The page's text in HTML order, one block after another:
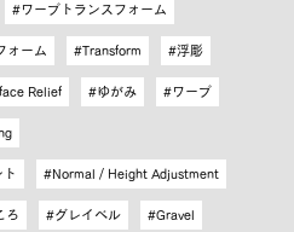
ワープトランスフォーム
ォーム Transform 浮彫
Relief ゆがみ ワープ
Normal / Height Adjustment
ろ グレイベル Gravel